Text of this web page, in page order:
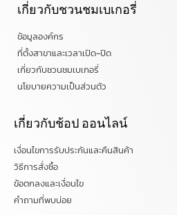
เกี่ยวกับชวนชมเบเกอรี่
ข้อมูลองค์กร
ที่ตั้งสาขาและเวลาเปิด-ปิด
เกี่ยวกับชวนชมเบเกอรี่
นโยบายความเป็นส่วนตัว
เกี่ยวกับช้อป ออนไลน์
เงื่อนไขการรับประกันและคืนสินค้า
วิธีการสั่งซื้อ
ข้อตกลงและเงื่อนไข
คำถามที่พบบ่อย